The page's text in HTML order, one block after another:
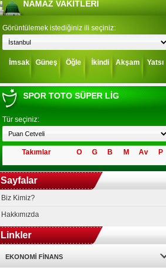
NAMAZ VAKİTLERİ
Görüntülemek istediğiniz ili seçiniz:
İmsak Güneş Öğle İkindi Akşam Yatsı
SPOR TOTO SÜPER LİG
Tür seçiniz:
Takımlar O G B M Av P
Sayfalar
Biz Kimiz?
Hakkımızda
Linkler
EKONOMI FINANS